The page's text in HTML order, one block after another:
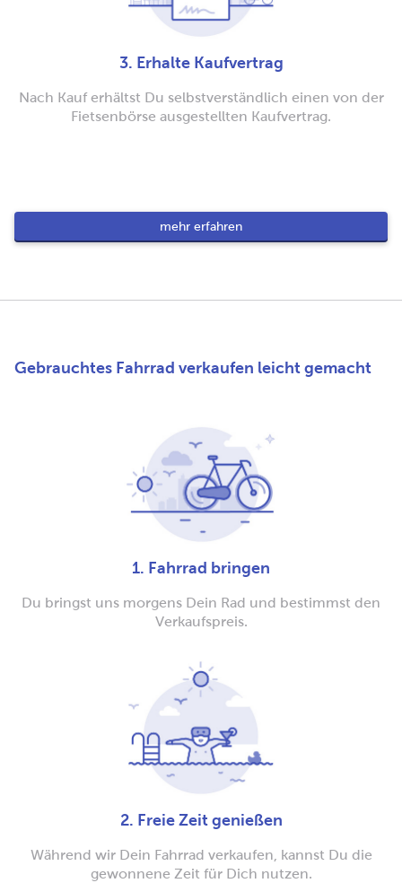
3. Erhalte Kaufvertrag
Nach Kauf erhältst Du selbstverständlich einen von der
Fietsenbörse ausgestellten Kaufvertrag.
mehr erfahren
Gebrauchtes Fahrrad verkaufen leicht gemacht
1. Fahrrad bringen
Du bringst uns morgens Dein Rad und bestimmst den
Verkaufspreis.
2. Freie Zeit genießen
Während wir Dein Fahrrad verkaufen, kannst Du die
gewonnene Zeit für Dich nutzen.